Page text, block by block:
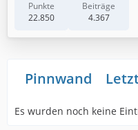
Punkte
22.850
Beiträge
4.367
Pinnwand
Es wurden noch keine